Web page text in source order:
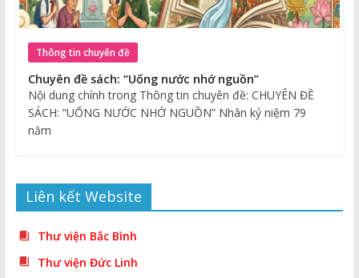
Thông tin chuyên đề
Chuyên đề sách: “Uống nước nhớ nguồn”
Nội dung chính trong Thông tin chuyên đề: CHUYÊN ĐỀ
SÁCH: “UỐNG NƯỚC NHỚ NGUỒN” Nhân kỷ niệm 79
năm
Liên kết Website
Thư viện Bắc Bình
Thư viện Đức Linh